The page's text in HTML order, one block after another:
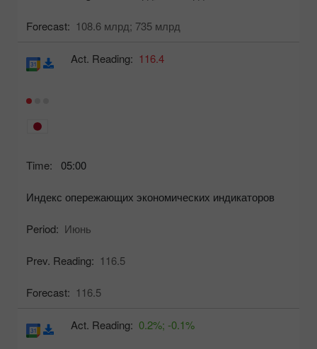
Forecast: 108.6 млрд; 735 млрд
Time: 05:00
Индекс опережающих экономических индикаторов
Period: Июнь
Prev. Reading: 116.5
Forecast: 116.5
Act. Reading: 116.4
Act. Reading: 0.2%; -0.1%